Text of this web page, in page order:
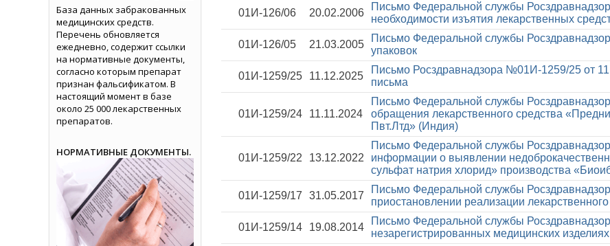
01И-126/06 20.02.2006
Письмо Федеральной службы
необходимости изъятия лекарственных
01И-126/05 21.03.2005
Письмо Федеральной службы
упаковок
01И-1259/25 11.12.2025
Письмо Росздравнадзора №01И-1259/25 от
письма
01И-1259/24 11.11.2024
Письмо Федеральной службы
обращения лекарственного средства
Пвт.Лтд» (Индия)
01И-1259/22 13.12.2022
Письмо Федеральной службы
информации о выявлении
сульфат натрия хлорид» производства
01И-1259/17 31.05.2017
Письмо Федеральной службы
приостановлении реализации
01И-1259/14 19.08.2014
Письмо Федеральной службы
незарегистрированных медицинских изделиях
База данных забракованных
медицинских средств.
Перечень обновляется
ежедневно, содержит ссылки
на нормативные документы,
согласно которым препарат
признан фальсификатом. В
настоящий момент в базе
около 25 000 лекарственных
препаратов.
НОРМАТИВНЫЕ ДОКУМЕНТЫ.